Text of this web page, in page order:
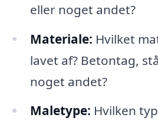
eller noget andet?
Materiale: Hvilket
lavet af? Betontag,
noget andet?
Maletype: Hvilken